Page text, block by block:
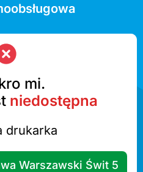
mi.
niedostępna
drukarka
Warszawski Świt 5